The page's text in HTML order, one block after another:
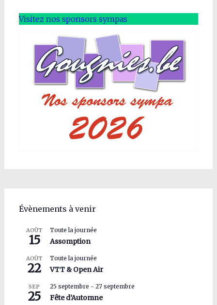
Visitez nos sponsors sympas
Évènements à venir
AOÛT
15
Toute la journée
Assomption
AOÛT
22
Toute la journée
VTT & Open Air
SEP
25
25 septembre - 27 septembre
Fête d’Automne